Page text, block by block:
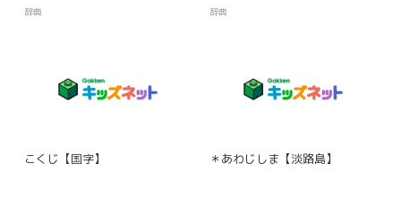
辞典 辞典
こくじ【国字】 ＊あわじしま【淡路島】